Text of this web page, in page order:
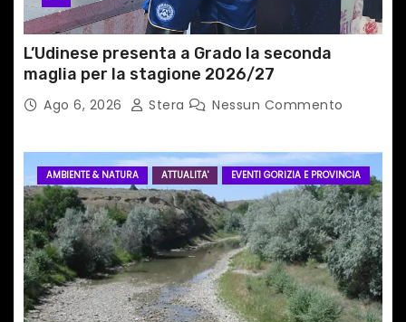
i
L’Udinese presenta a Grado la seconda
maglia per la stagione 2026/27
Ago 6, 2026 Stera Nessun Commento
AMBIENTE & NATURA ATTUALITA' EVENTI GORIZIA E PROVINCIA